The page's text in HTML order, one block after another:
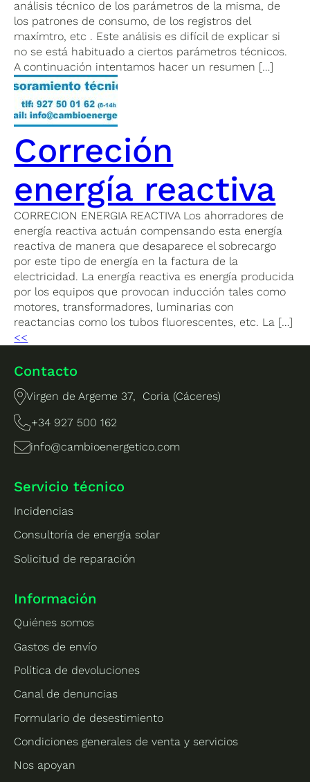
análisis técnico de los parámetros de la misma, de
los patrones de consumo, de los registros del
maxímtro, etc . Este análisis es difícil de explicar si
no se está habituado a ciertos parámetros técnicos.
A continuación intentamos hacer un resumen […]
Correción
energía reactiva
CORRECION ENERGIA REACTIVA Los ahorradores de
energía reactiva actuán compensando esta energía
reactiva de manera que desaparece el sobrecargo
por este tipo de energía en la factura de la
electricidad. La energía reactiva es energía producida
por los equipos que provocan inducción tales como
motores, transformadores, luminarias con
reactancias como los tubos fluorescentes, etc. La […]
<<
Contacto
Virgen de Argeme 37, Coria (Cáceres)
+34 927 500 162
info@cambioenergetico.com
Servicio técnico
Incidencias
Consultoría de energía solar
Solicitud de reparación
Información
Quiénes somos
Gastos de envío
Política de devoluciones
Canal de denuncias
Formulario de desestimiento
Condiciones generales de venta y servicios
Nos apoyan